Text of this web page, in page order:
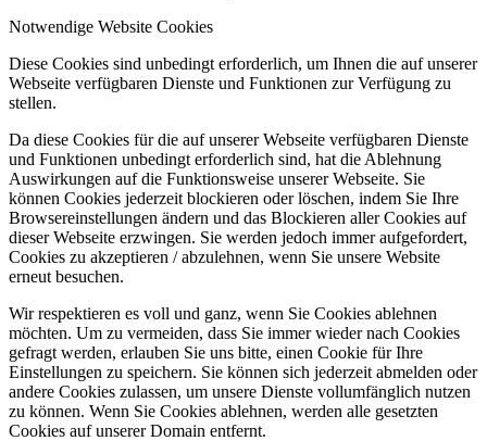
Notwendige Website Cookies
Diese Cookies sind unbedingt erforderlich, um Ihnen die auf unserer
Webseite verfügbaren Dienste und Funktionen zur Verfügung zu
stellen.
Da diese Cookies für die auf unserer Webseite verfügbaren Dienste
und Funktionen unbedingt erforderlich sind, hat die Ablehnung
Auswirkungen auf die Funktionsweise unserer Webseite. Sie
können Cookies jederzeit blockieren oder löschen, indem Sie Ihre
Browsereinstellungen ändern und das Blockieren aller Cookies auf
dieser Webseite erzwingen. Sie werden jedoch immer aufgefordert,
Cookies zu akzeptieren / abzulehnen, wenn Sie unsere Website
erneut besuchen.
Wir respektieren es voll und ganz, wenn Sie Cookies ablehnen
möchten. Um zu vermeiden, dass Sie immer wieder nach Cookies
gefragt werden, erlauben Sie uns bitte, einen Cookie für Ihre
Einstellungen zu speichern. Sie können sich jederzeit abmelden oder
andere Cookies zulassen, um unsere Dienste vollumfänglich nutzen
zu können. Wenn Sie Cookies ablehnen, werden alle gesetzten
Cookies auf unserer Domain entfernt.